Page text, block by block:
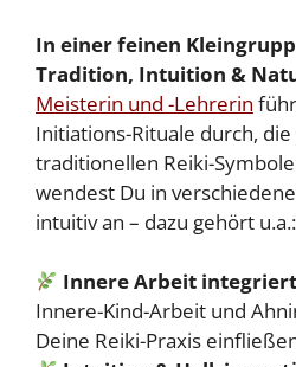
In einer feinen
Tradition, Intuition &
Meisterin und -Lehrerin
Initiations-Rituale durch,
traditionellen Reiki-
wendest Du in
intuitiv an – dazu gehört u.a.:
Innere Arbeit
Innere-Kind-Arbeit und
Deine Reiki-Praxis